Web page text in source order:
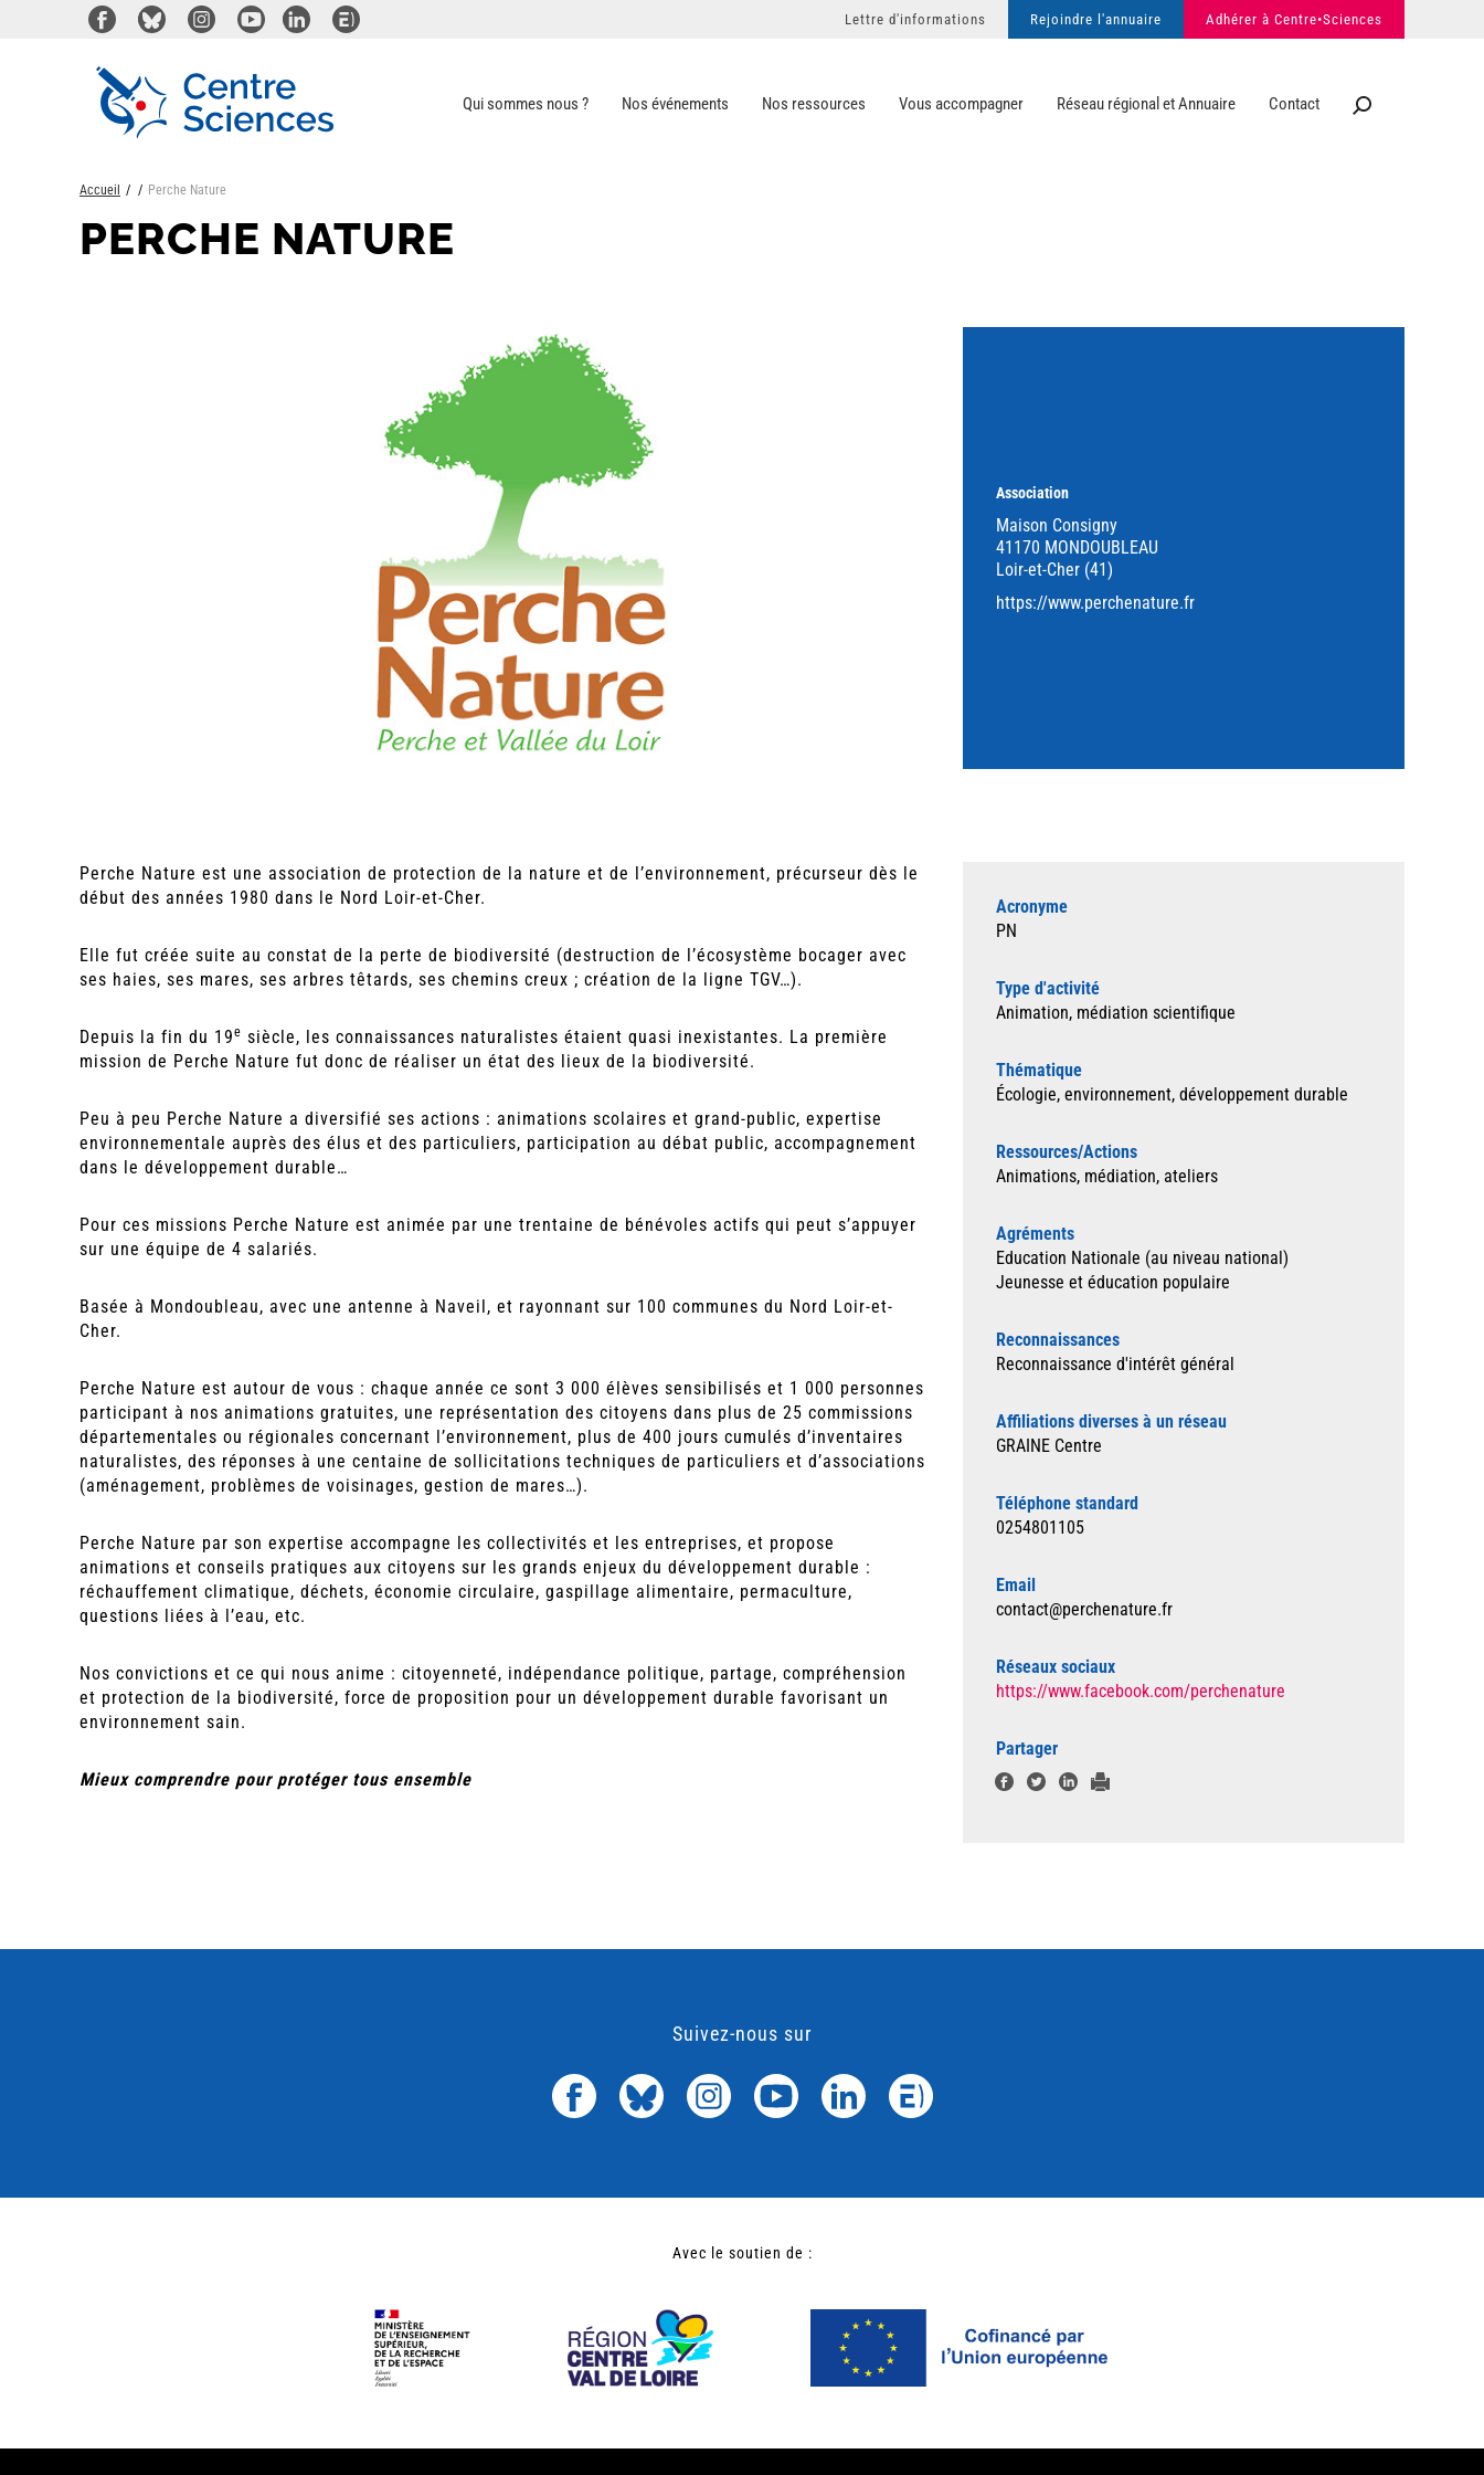
Qui sommes nous ? Nos événements Nos ressources Vous accompagner Réseau régional et Annuaire Contact
Lettre d'informations Rejoindre l'annuaire Adhérer à Centre•Sciences
Accueil Perche Nature
PERCHE NATURE
Association
Maison Consigny
41170 MONDOUBLEAU
Loir-et-Cher (41)
https://www.perchenature.fr
Perche Nature est une association de protection de la nature et de l’environnement, précurseur dès le
début des années 1980 dans le Nord Loir-et-Cher.
Elle fut créée suite au constat de la perte de biodiversité (destruction de l’écosystème bocager avec
ses haies, ses mares, ses arbres têtards, ses chemins creux ; création de la ligne TGV…).
Depuis la fin du 19e siècle, les connaissances naturalistes étaient quasi inexistantes. La première
mission de Perche Nature fut donc de réaliser un état des lieux de la biodiversité.
Peu à peu Perche Nature a diversifié ses actions : animations scolaires et grand-public, expertise
environnementale auprès des élus et des particuliers, participation au débat public, accompagnement
dans le développement durable…
Pour ces missions Perche Nature est animée par une trentaine de bénévoles actifs qui peut s’appuyer
sur une équipe de 4 salariés.
Basée à Mondoubleau, avec une antenne à Naveil, et rayonnant sur 100 communes du Nord Loir-et-
Cher.
Perche Nature est autour de vous : chaque année ce sont 3 000 élèves sensibilisés et 1 000 personnes
participant à nos animations gratuites, une représentation des citoyens dans plus de 25 commissions
départementales ou régionales concernant l’environnement, plus de 400 jours cumulés d’inventaires
naturalistes, des réponses à une centaine de sollicitations techniques de particuliers et d’associations
(aménagement, problèmes de voisinages, gestion de mares…).
Perche Nature par son expertise accompagne les collectivités et les entreprises, et propose
animations et conseils pratiques aux citoyens sur les grands enjeux du développement durable :
réchauffement climatique, déchets, économie circulaire, gaspillage alimentaire, permaculture,
questions liées à l’eau, etc.
Nos convictions et ce qui nous anime : citoyenneté, indépendance politique, partage, compréhension
et protection de la biodiversité, force de proposition pour un développement durable favorisant un
environnement sain.
Mieux comprendre pour protéger tous ensemble
Acronyme
PN
Type d'activité
Animation, médiation scientifique
Thématique
Écologie, environnement, développement durable
Ressources/Actions
Animations, médiation, ateliers
Agréments
Education Nationale (au niveau national)
Jeunesse et éducation populaire
Reconnaissances
Reconnaissance d'intérêt général
Affiliations diverses à un réseau
GRAINE Centre
Téléphone standard
0254801105
Email
contact@perchenature.fr
Réseaux sociaux
https://www.facebook.com/perchenature
Partager
Suivez-nous sur
Avec le soutien de :